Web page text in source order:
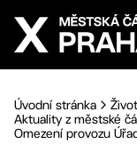
Přejít na hlavní
Úvodní stránka
Aktuality z městské
Omezení provozu